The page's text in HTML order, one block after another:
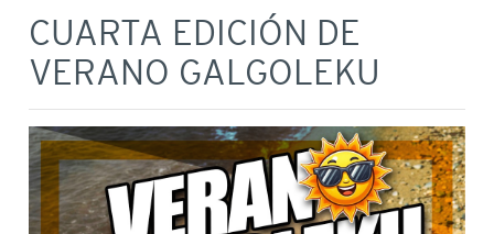
CUARTA EDICIÓN DE
VERANO GALGOLEKU